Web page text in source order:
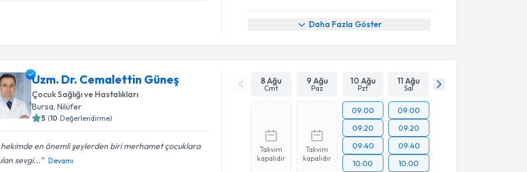
Daha Fazla Göster
Uzm. Dr. Cemalettin Güneş
Çocuk Sağlığı ve Hastalıkları
Bursa , Nilüfer
5 (10 Değerlendirme)
en önemli şeylerden biri merhamet çocuklara
sevgi...
Devamı
8 Ağu
Cmt
9 Ağu
Paz
10 Ağu
Pzt
11 Ağu
Sal
Takvim
kapalıdır
Takvim
kapalıdır
09:00
09:20
09:40
10:00
09:00
09:20
09:40
10:00